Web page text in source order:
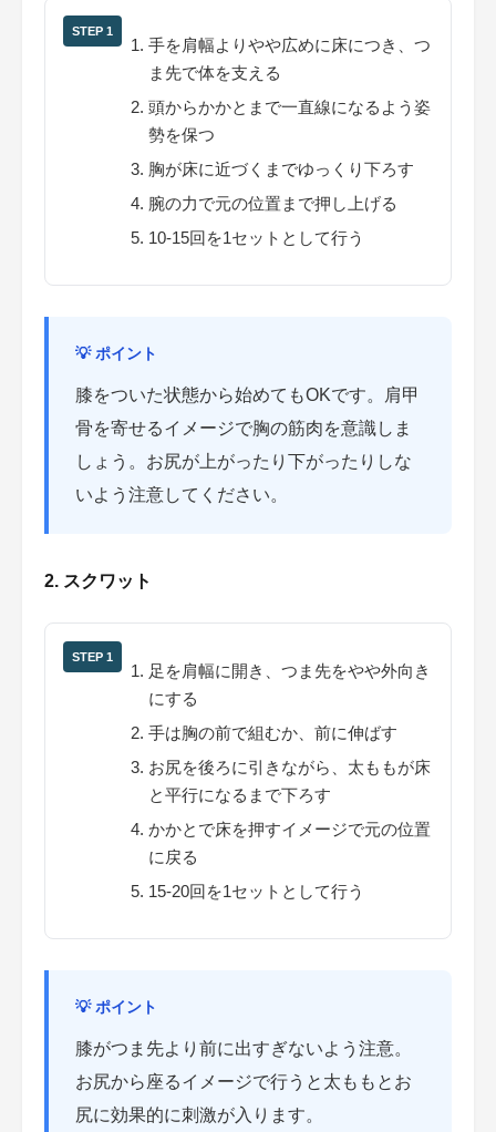
STEP 1
手を肩幅よりやや広めに床につき、つ
ま先で体を支える
頭からかかとまで一直線になるよう姿
勢を保つ
胸が床に近づくまでゆっくり下ろす
腕の力で元の位置まで押し上げる
10-15回を1セットとして行う
💡 ポイント
膝をついた状態から始めてもOKです。肩甲
骨を寄せるイメージで胸の筋肉を意識しま
しょう。お尻が上がったり下がったりしな
いよう注意してください。
2. スクワット
STEP 1
足を肩幅に開き、つま先をやや外向き
にする
手は胸の前で組むか、前に伸ばす
お尻を後ろに引きながら、太ももが床
と平行になるまで下ろす
かかとで床を押すイメージで元の位置
に戻る
15-20回を1セットとして行う
💡 ポイント
膝がつま先より前に出すぎないよう注意。
お尻から座るイメージで行うと太ももとお
尻に効果的に刺激が入ります。